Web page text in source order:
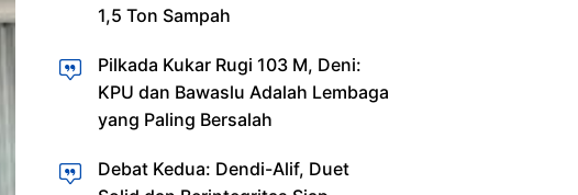
1,5 Ton Sampah
Pilkada Kukar Rugi 103 M, Deni:
KPU dan Bawaslu Adalah Lembaga
yang Paling Bersalah
Debat Kedua: Dendi-Alif, Duet